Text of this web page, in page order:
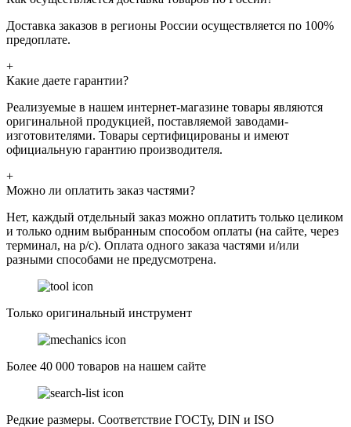
Доставка заказов в регионы России осуществляется по 100%
предоплате.
+
Какие даете гарантии?
Реализуемые в нашем интернет-магазине товары являются
оригинальной продукцией, поставляемой заводами-
изготовителями. Товары сертифицированы и имеют
официальную гарантию производителя.
+
Можно ли оплатить заказ частями?
Нет, каждый отдельный заказ можно оплатить только целиком
и только одним выбранным способом оплаты (на сайте, через
терминал, на р/с). Оплата одного заказа частями и/или
разными способами не предусмотрена.
Только оригинальный инструмент
Более 40 000 товаров на нашем сайте
Редкие размеры. Соответствие ГОСТу, DIN и ISO